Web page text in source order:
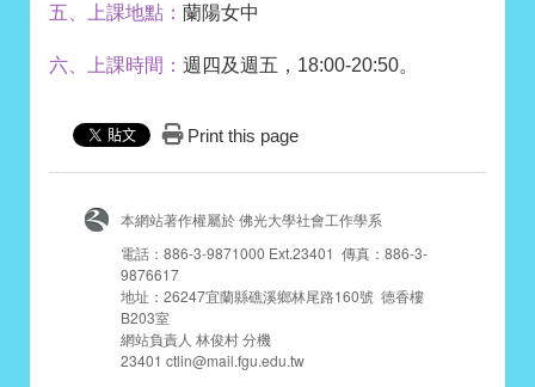
五 、上課地點 ： 蘭陽女中
六、上課時間： 週四及週五，18:00-20:50。
Print this page
本網站著作權屬於 佛光大學社會工作學系
電話：886-3-9871000 Ext.23401 傳真：886-3-
9876617
地址：26247宜蘭縣礁溪鄉林尾路160號 德香樓
B203室
網站負責人 林俊村 分機
23401 ctlin@mail.fgu.edu.tw